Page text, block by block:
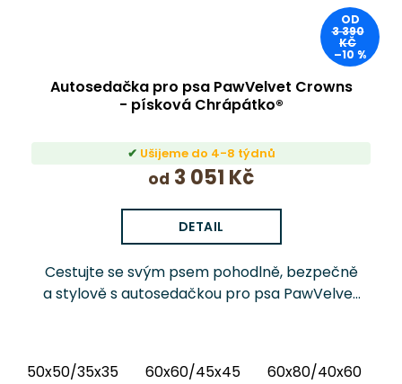
OD
3 390
KČ
–10 %
Autosedačka pro psa PawVelvet Crowns
- písková Chrápátko®
Ušijeme do 4-8 týdnů
od 3 051 Kč
DETAIL
Cestujte se svým psem pohodlně, bezpečně
a stylově s autosedačkou pro psa PawVelvet
látku...
50x50/35x35 60x60/45x45 60x80/40x60